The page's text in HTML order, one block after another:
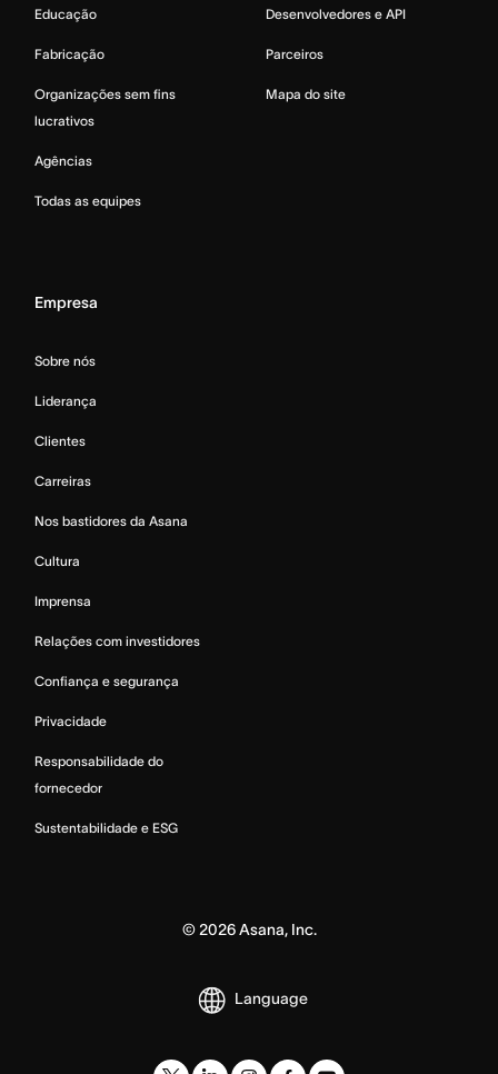
Educação
Fabricação
Organizações sem fins
lucrativos
Agências
Todas as equipes
Desenvolvedores e API
Parceiros
Mapa do site
Empresa
Sobre nós
Liderança
Clientes
Carreiras
Nos bastidores da Asana
Cultura
Imprensa
Relações com investidores
Confiança e segurança
Privacidade
Responsabilidade do
fornecedor
Sustentabilidade e ESG
© 2026Asana, Inc.
Language